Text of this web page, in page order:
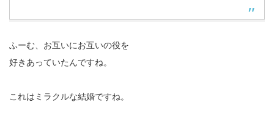
ふーむ、お互いにお互いの役を
好きあっていたんですね。
これはミラクルな結婚ですね。